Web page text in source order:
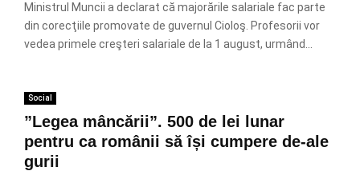
Ministrul Muncii a declarat că majorările salariale fac parte
din corecţiile promovate de guvernul Cioloş. Profesorii vor
vedea primele creşteri salariale de la 1 august, urmând...
Social
”Legea mâncării”. 500 de lei lunar
pentru ca românii să își cumpere de-ale
gurii